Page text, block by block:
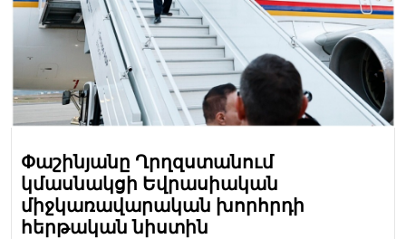
Փաշինյանը Ղրղզստանում
կմասնակցի Եվրասիական
միջկառավարական խորհրդի
հերթական նիստին